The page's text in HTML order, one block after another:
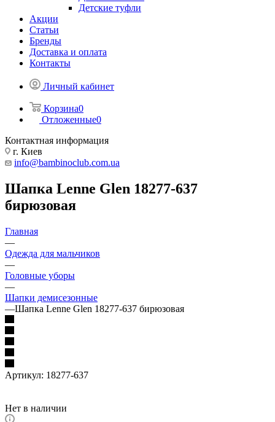
Детские туфли
Акции
Статьи
Бренды
Доставка и оплата
Контакты
Личный кабинет
Корзина0
Отложенные0
Контактная информация
г. Киев
info@bambinoclub.com.ua
Шапка Lenne Glen 18277-637
бирюзовая
Главная
—
Одежда для мальчиков
—
Головные уборы
—
Шапки демисезонные
—Шапка Lenne Glen 18277-637 бирюзовая
Артикул: 18277-637
Нет в наличии